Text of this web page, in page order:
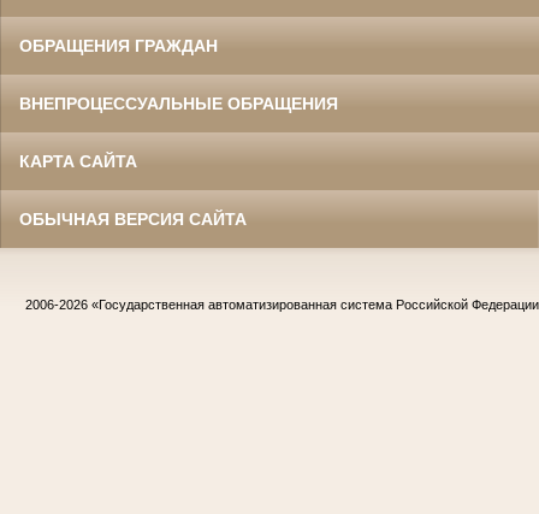
ОБРАЩЕНИЯ ГРАЖДАН
ВНЕПРОЦЕССУАЛЬНЫЕ ОБРАЩЕНИЯ
КАРТА САЙТА
ОБЫЧНАЯ ВЕРСИЯ САЙТА
2006-2026 «Государственная автоматизированная система Российской